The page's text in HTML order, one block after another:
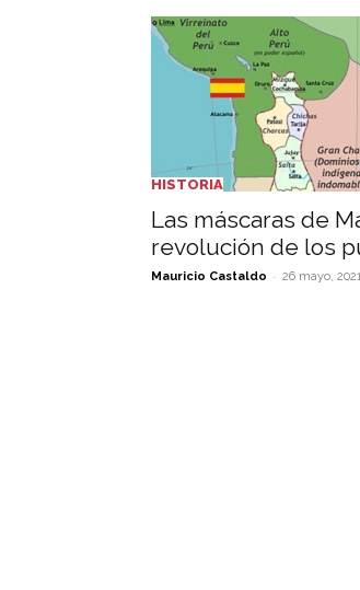
HISTORIA
Las máscaras de
revolución de los
Mauricio Castaldo - 26 mayo,